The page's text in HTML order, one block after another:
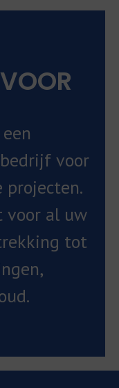
voor
projecten.
voor al uw
tot